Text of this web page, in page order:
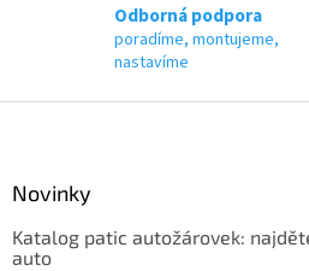
i
s
Odborná podpora
poradíme, montujeme,
nastavíme
Novinky
Katalog patic autožárovek:
auto